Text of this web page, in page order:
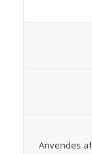
Anvendes